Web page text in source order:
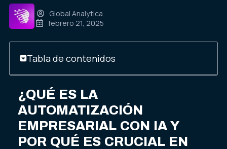
Global Analytica
febrero 21, 2025
Tabla de contenidos
¿QUÉ ES LA
AUTOMATIZACIÓN
EMPRESARIAL CON IA Y
POR QUÉ ES CRUCIAL EN